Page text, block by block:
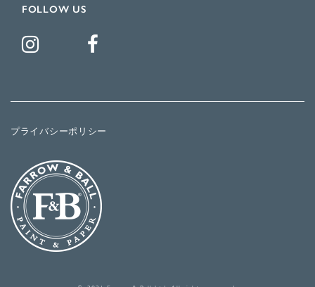
FOLLOW US
プライバシーポリシー